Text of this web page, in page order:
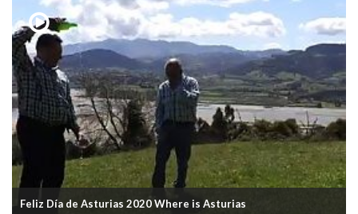
Feliz Día de Asturias 2020 Where is Asturias